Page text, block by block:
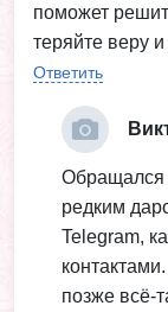
поможет
теряйте веру
Ответить
Обращался
редким
Telegram,
позже всё-